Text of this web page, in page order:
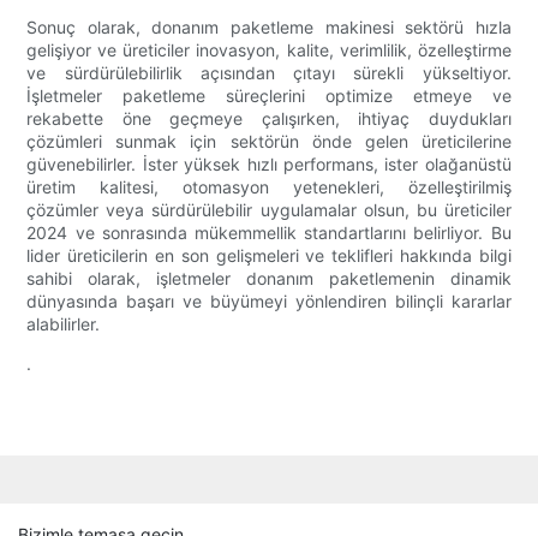
Sonuç olarak, donanım paketleme makinesi sektörü hızla
gelişiyor ve üreticiler inovasyon, kalite, verimlilik, özelleştirme
ve sürdürülebilirlik açısından çıtayı sürekli yükseltiyor.
İşletmeler paketleme süreçlerini optimize etmeye ve
rekabette öne geçmeye çalışırken, ihtiyaç duydukları
çözümleri sunmak için sektörün önde gelen üreticilerine
güvenebilirler. İster yüksek hızlı performans, ister olağanüstü
üretim kalitesi, otomasyon yetenekleri, özelleştirilmiş
çözümler veya sürdürülebilir uygulamalar olsun, bu üreticiler
2024 ve sonrasında mükemmellik standartlarını belirliyor. Bu
lider üreticilerin en son gelişmeleri ve teklifleri hakkında bilgi
sahibi olarak, işletmeler donanım paketlemenin dinamik
dünyasında başarı ve büyümeyi yönlendiren bilinçli kararlar
alabilirler.
.